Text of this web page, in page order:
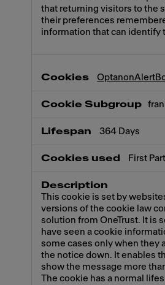
that returning visitors to the
their preferences
information that can identify
364 Days
First
This cookie is set by
versions of the cookie law
solution from OneTrust. It is
have seen a cookie
some cases only when they
the notice down. It enables
show the message more
The cookie has a normal